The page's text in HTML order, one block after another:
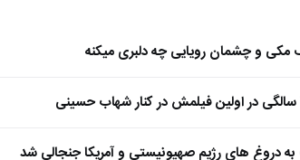
و چشمان رویایی چه دلبری میکنه
های رژیم صهیونیستی و آمریکا جنجالی شد